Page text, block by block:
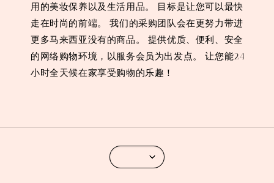
用的美妆保养以及生活用品。 目标是让您可以最快
走在时尚的前端。 我们的采购团队会在更努力带进
更多马来西亚没有的商品。 提供优质、便利、安全
的网络购物环境，以服务会员为出发点。 让您能24
小时全天候在家享受购物的乐趣！